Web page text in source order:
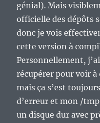
génial). Mais
officielle des dépôts
donc je vois
cette version à
Personnellement,
récupérer pour voir
mais ça s’est
d’erreur et mon /
un disque dur avec